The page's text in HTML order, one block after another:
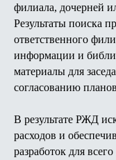
филиала, дочерней
Результаты поиска
ответственного
информации и
материалы для
согласованию
В результате РЖД
расходов и
разработок для